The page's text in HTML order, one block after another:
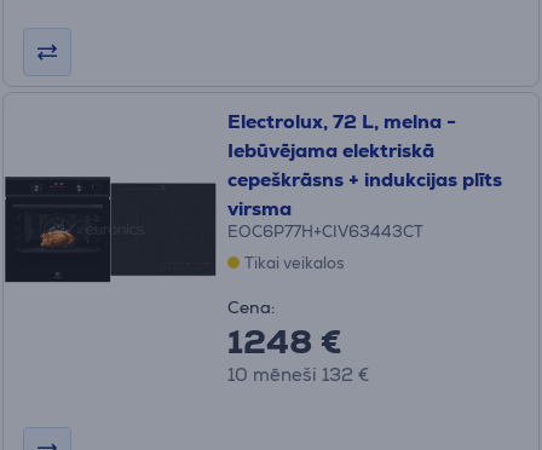
Electrolux, 72 L, melna -
Iebūvējama elektriskā
cepeškrāsns + indukcijas plīts
virsma
EOC6P77H+CIV63443CT
Tikai veikalos
Cena:
1248 €
10 mēneši 132 €